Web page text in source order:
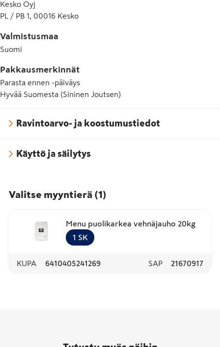
Kesko Oyj
PL / PB 1, 00016 Kesko
Valmistusmaa
Suomi
Pakkausmerkinnät
Parasta ennen -päiväys
Hyvää Suomesta (Sininen Joutsen)
Ravintoarvo- ja koostumustiedot
Käyttö ja säilytys
Valitse myyntierä (1)
Menu puolikarkea vehnäjauho 20kg
1 SK
KUPA 6410405241269 SAP 21670917